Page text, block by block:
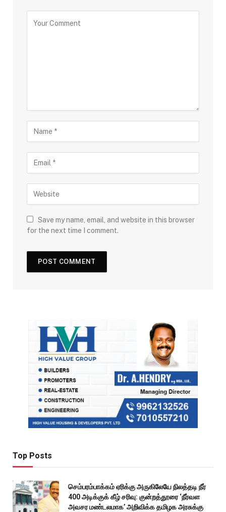
Save my name, email, and website in this browser
for the next time I comment.
Top Posts
செம்பரம்பாக்கம் ஏரிக்கு அருகிலேயே நிலத்தடி நீர்
400 அடிக்குக் கீழ் சரிவு: குன்றத்தூரை ‘நீர்வள
அவசர மண்டலமாக’ அறிவிக்க தமிழக அரசுக்கு